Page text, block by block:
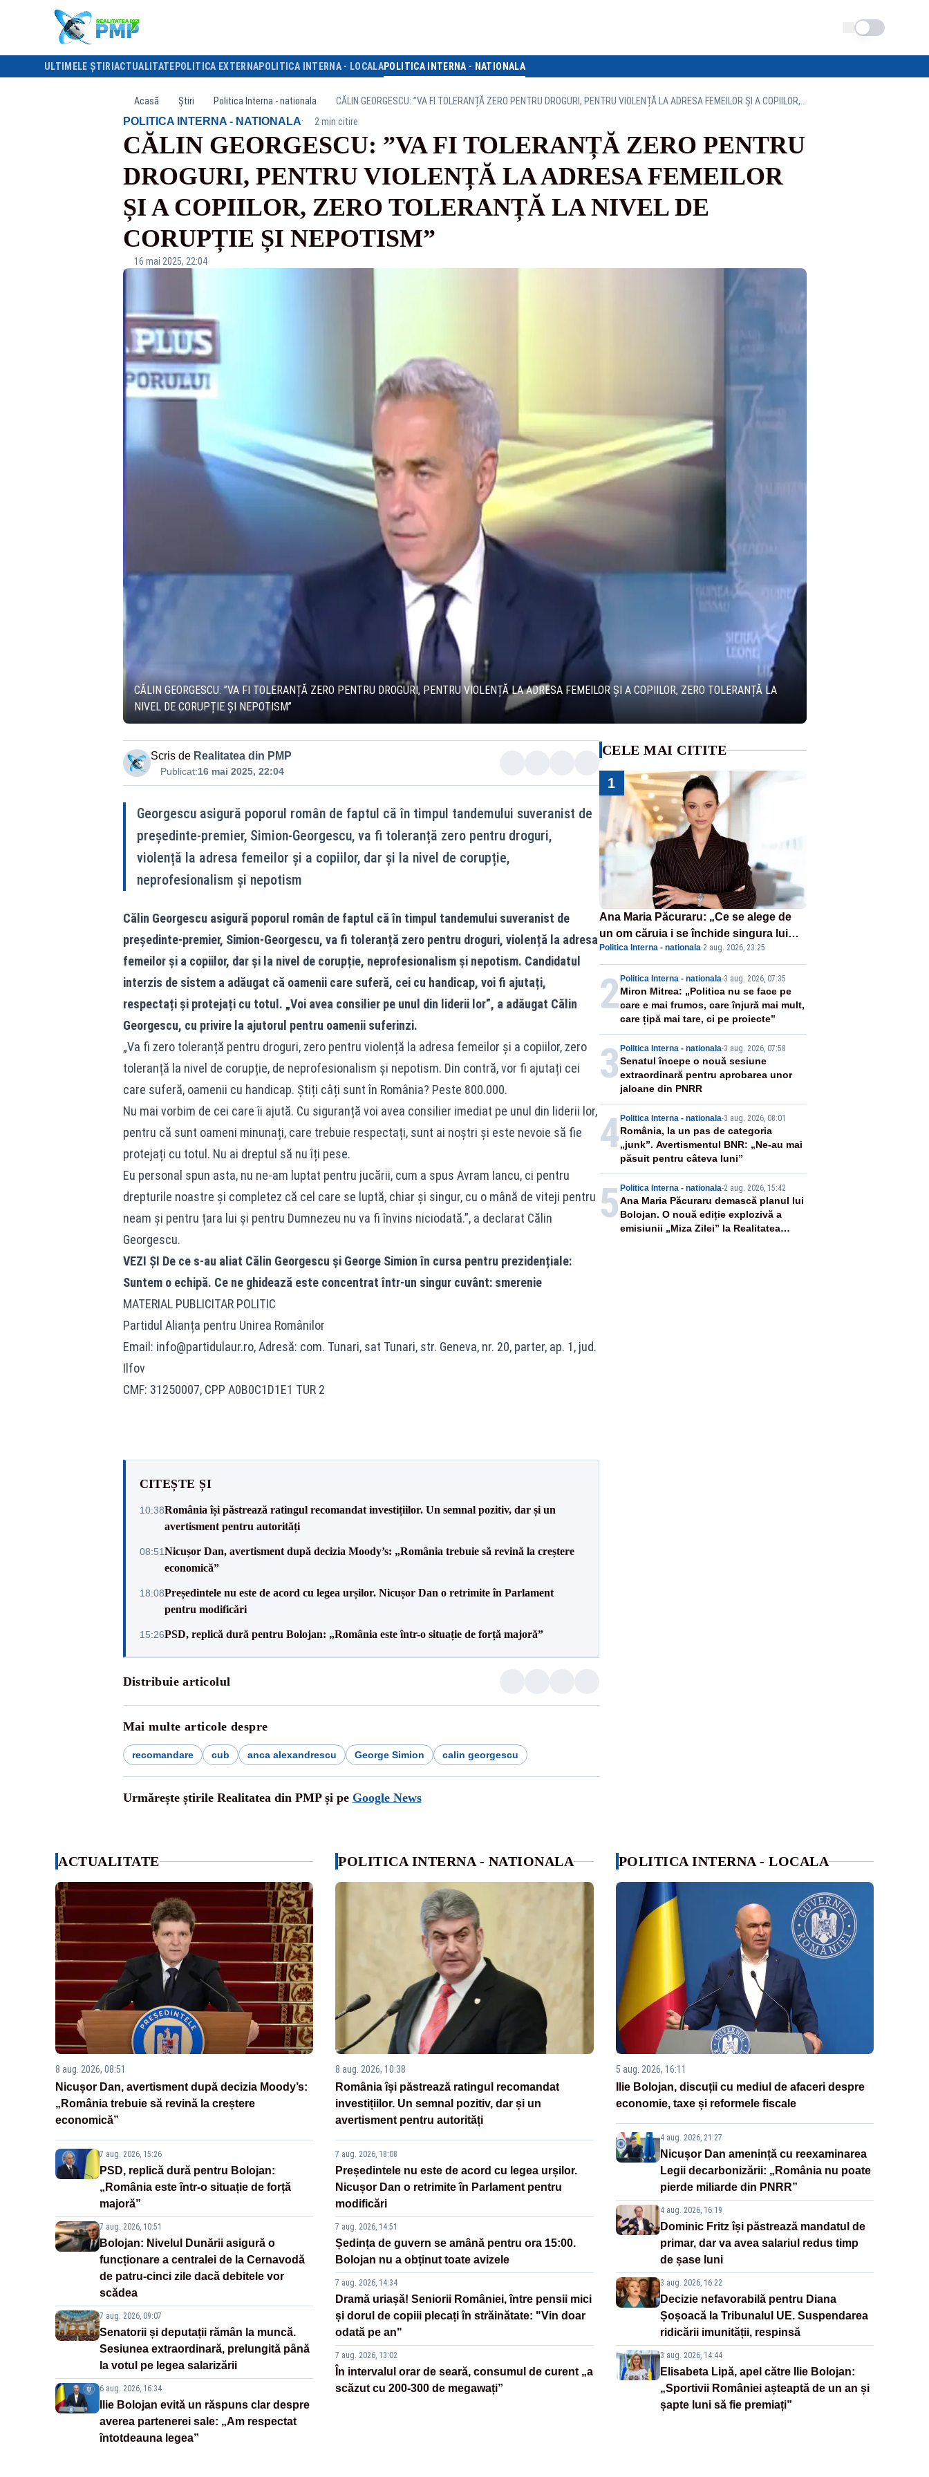
Schimba tema
ULTIMELE ȘTIRI ACTUALITATE POLITICA EXTERNAPOLITICA INTERNA - LOCALAPOLITICA INTERNA - NATIONALA
Acasă Știri Politica Interna - nationala
POLITICA INTERNA - NATIONALA· 2 min citire
CĂLIN GEORGESCU: ”VA FI TOLERANȚĂ ZERO PENTRU
DROGURI, PENTRU VIOLENȚĂ LA ADRESA FEMEILOR
ȘI A COPIILOR, ZERO TOLERANȚĂ LA NIVEL DE
CORUPȚIE ȘI NEPOTISM”
16 mai 2025, 22:04
CĂLIN GEORGESCU: ”VA FI TOLERANȚĂ ZERO PENTRU DROGURI, PENTRU VIOLENȚĂ LA ADRESA FEMEILOR ȘI A COPIILOR, ZERO TOLERANȚĂ LA
NIVEL DE CORUPȚIE ȘI NEPOTISM”
Scris de Realitatea din PMP
Publicat:16 mai 2025, 22:04
Georgescu asigură poporul român de faptul că în timpul tandemului suveranist de
președinte-premier, Simion-Georgescu, va fi toleranță zero pentru droguri,
violență la adresa femeilor și a copiilor, dar și la nivel de corupție,
neprofesionalism și nepotism
Călin Georgescu asigură poporul român de faptul că în timpul tandemului suveranist de
președinte-premier, Simion-Georgescu, va fi toleranță zero pentru droguri, violență la adresa
femeilor și a copiilor, dar și la nivel de corupție, neprofesionalism și nepotism. Candidatul
interzis de sistem a adăugat că oamenii care suferă, cei cu handicap, voi fi ajutați,
respectați și protejați cu totul. „Voi avea consilier pe unul din liderii lor”, a adăugat Călin
Georgescu, cu privire la ajutorul pentru oamenii suferinzi.
„Va fi zero toleranță pentru droguri, zero pentru violență la adresa femeilor și a copiilor, zero
toleranță la nivel de corupție, de neprofesionalism și nepotism. Din contră, vor fi ajutați cei
care suferă, oamenii cu handicap. Știți câți sunt în România? Peste 800.000.
Nu mai vorbim de cei care îi ajută. Cu siguranță voi avea consilier imediat pe unul din liderii lor,
pentru că sunt oameni minunați, care trebuie respectați, sunt ai noștri și este nevoie să fie
protejați cu totul. Nu ai dreptul să nu îți pese.
Eu personal spun asta, nu ne-am luptat pentru jucării, cum a spus Avram Iancu, ci pentru
drepturile noastre și completez că cel care se luptă, chiar și singur, cu o mână de viteji pentru
neam și pentru țara lui și pentru Dumnezeu nu va fi învins niciodată.”, a declarat Călin
Georgescu.
VEZI ȘI De ce s-au aliat Călin Georgescu și George Simion în cursa pentru prezidențiale:
Suntem o echipă. Ce ne ghidează este concentrat într-un singur cuvânt: smerenie
MATERIAL PUBLICITAR POLITIC
Partidul Alianța pentru Unirea Românilor
Email: info@partidulaur.ro, Adresă: com. Tunari, sat Tunari, str. Geneva, nr. 20, parter, ap. 1, jud.
Ilfov
CMF: 31250007, CPP A0B0C1D1E1 TUR 2
CITEȘTE ȘI
10:38România își păstrează ratingul recomandat investițiilor. Un semnal pozitiv, dar și un
avertisment pentru autorități
08:51Nicușor Dan, avertisment după decizia Moody’s: „România trebuie să revină la creștere
economică”
18:08Președintele nu este de acord cu legea urșilor. Nicușor Dan o retrimite în Parlament
pentru modificări
15:26PSD, replică dură pentru Bolojan: „România este într-o situație de forță majoră”
Distribuie articolul
Mai multe articole despre
recomandare cub anca alexandrescu George Simion calin georgescu
Urmărește știrile Realitatea din PMP și pe Google News
CELE MAI CITITE
1
Ana Maria Păcuraru: „Ce se alege de
un om căruia i se închide singura lui
portiță?”
Politica Interna - nationala·2 aug. 2026, 23:25
2 Politica Interna - nationala-3 aug. 2026, 07:35
Miron Mitrea: „Politica nu se face pe
care e mai frumos, care înjură mai mult,
care țipă mai tare, ci pe proiecte”
3 Politica Interna - nationala-3 aug. 2026, 07:58
Senatul începe o nouă sesiune
extraordinară pentru aprobarea unor
jaloane din PNRR
4 Politica Interna - nationala-3 aug. 2026, 08:01
România, la un pas de categoria
„junk”. Avertismentul BNR: „Ne-au mai
păsuit pentru câteva luni”
5 Politica Interna - nationala-2 aug. 2026, 15:42
Ana Maria Păcuraru demască planul lui
Bolojan. O nouă ediție explozivă a
emisiunii „Miza Zilei” la Realitatea
ACTUALITATE
8 aug. 2026, 08:51
Nicușor Dan, avertisment după decizia Moody’s:
„România trebuie să revină la creștere
economică”
7 aug. 2026, 15:26
PSD, replică dură pentru Bolojan:
„România este într-o situație de forță
majoră”
7 aug. 2026, 10:51
Bolojan: Nivelul Dunării asigură o
funcționare a centralei de la Cernavodă
de patru-cinci zile dacă debitele vor
scădea
7 aug. 2026, 09:07
Senatorii și deputații rămân la muncă.
Sesiunea extraordinară, prelungită până
la votul pe legea salarizării
6 aug. 2026, 16:34
Ilie Bolojan evită un răspuns clar despre
averea partenerei sale: „Am respectat
întotdeauna legea”
POLITICA INTERNA - NATIONALA
8 aug. 2026, 10:38
România își păstrează ratingul recomandat
investițiilor. Un semnal pozitiv, dar și un
avertisment pentru autorități
7 aug. 2026, 18:08
Președintele nu este de acord cu legea urșilor.
Nicușor Dan o retrimite în Parlament pentru
modificări
7 aug. 2026, 14:51
Ședința de guvern se amână pentru ora 15:00.
Bolojan nu a obținut toate avizele
7 aug. 2026, 14:34
Dramă uriașă! Seniorii României, între pensii mici
și dorul de copiii plecați în străinătate: "Vin doar
odată pe an"
7 aug. 2026, 13:02
În intervalul orar de seară, consumul de curent „a
scăzut cu 200-300 de megawați”
POLITICA INTERNA - LOCALA
5 aug. 2026, 16:11
Ilie Bolojan, discuții cu mediul de afaceri despre
economie, taxe și reformele fiscale
4 aug. 2026, 21:27
Nicușor Dan amenință cu reexaminarea
Legii decarbonizării: „România nu poate
pierde miliarde din PNRR”
4 aug. 2026, 16:19
Dominic Fritz își păstrează mandatul de
primar, dar va avea salariul redus timp
de șase luni
3 aug. 2026, 16:22
Decizie nefavorabilă pentru Diana
Șoșoacă la Tribunalul UE. Suspendarea
ridicării imunității, respinsă
3 aug. 2026, 14:44
Elisabeta Lipă, apel către Ilie Bolojan:
„Sportivii României așteaptă de un an și
șapte luni să fie premiați”